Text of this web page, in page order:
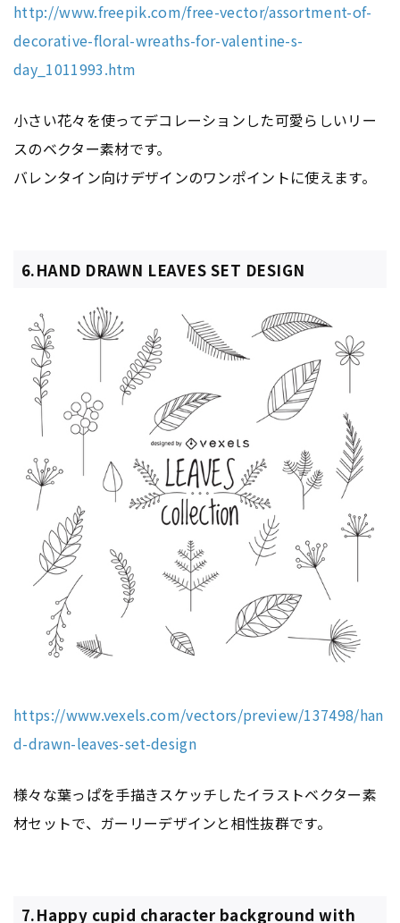
http://www.freepik.com/free-vector/assortment-of-
decorative-floral-wreaths-for-valentine-s-
day_1011993.htm
小さい花々を使ってデコレーションした可愛らしいリー
スのベクター素材です。
バレンタイン向けデザインのワンポイントに使えます。
6.HAND DRAWN LEAVES SET DESIGN
https://www.vexels.com/vectors/preview/137498/han
d-drawn-leaves-set-design
様々な葉っぱを手描きスケッチしたイラストベクター素
材セットで、ガーリーデザインと相性抜群です。
7.Happy cupid character background with